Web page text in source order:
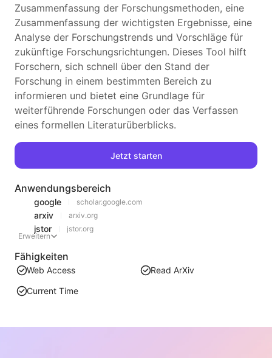
Zusammenfassung der Forschungsmethoden, eine
Zusammenfassung der wichtigsten Ergebnisse, eine
Analyse der Forschungstrends und Vorschläge für
zukünftige Forschungsrichtungen. Dieses Tool hilft
Forschern, sich schnell über den Stand der
Forschung in einem bestimmten Bereich zu
informieren und bietet eine Grundlage für
weiterführende Forschungen oder das Verfassen
eines formellen Literaturüberblicks.
Jetzt starten
Anwendungsbereich
google scholar.google.com
arxiv arxiv.org
jstor
jstor.org
Erweitern
Fähigkeiten
Web Access
Read ArXiv
Current Time